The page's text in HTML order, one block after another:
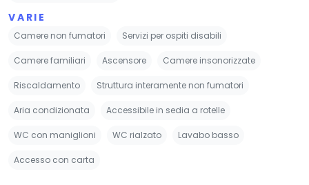
VARIE
Camere non fumatori Servizi per ospiti disabili
Camere familiari Ascensore Camere insonorizzate
Riscaldamento Struttura interamente non fumatori
Aria condizionata Accessibile in sedia a rotelle
WC con maniglioni WC rialzato Lavabo basso
Accesso con carta